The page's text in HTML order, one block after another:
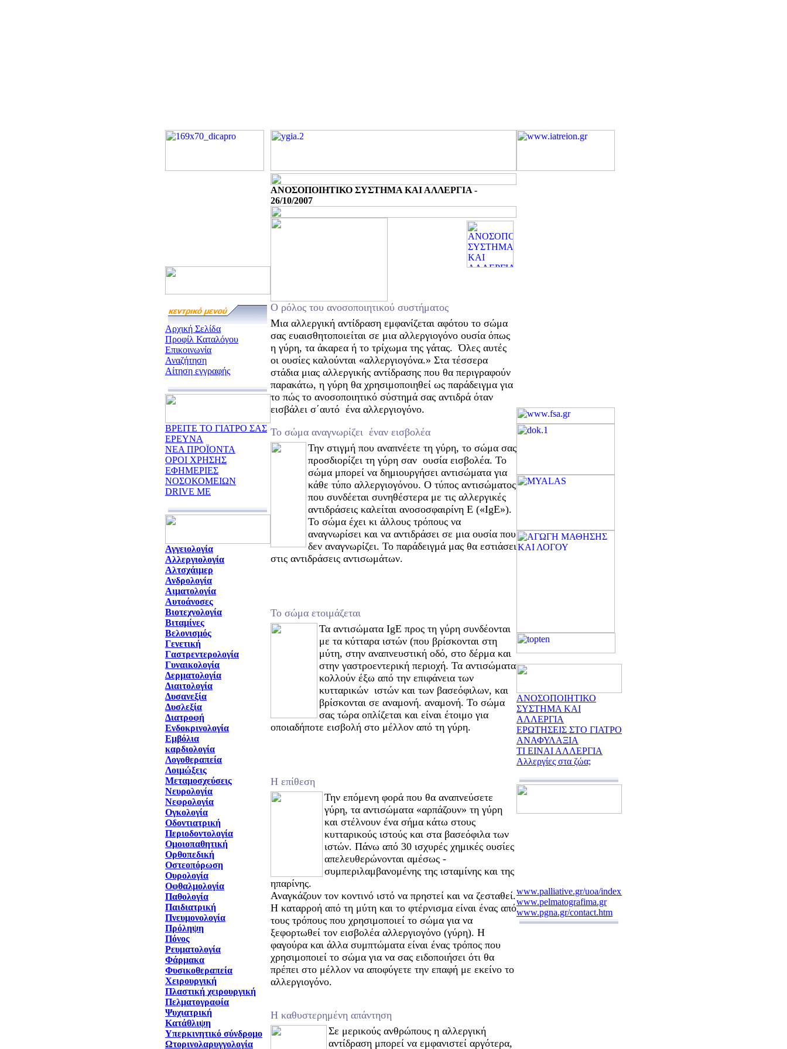
Αρχική Σελίδα
Προφίλ Καταλόγου
Επικοινωνία
Αναζήτηση
Αίτηση εγγραφής
ΒΡΕΙΤΕ ΤΟ ΓΙΑΤΡΟ ΣΑΣ
ΕΡΕΥΝΑ
ΝΕΑ ΠΡΟΪΟΝΤΑ
ΟΡΟΙ ΧΡΗΣΗΣ
ΕΦΗΜΕΡΙΕΣ
ΝΟΣΟΚΟΜΕΙΩΝ
DRIVE ME
Αγγειολογία
Αλλεργιολογία
Αλτσχάιμερ
Ανδρολογία
Αιματολογία
Αυτοάνοσες
Βιοτεχνολογία
Βιταμίνες
Βελονισμός
Γενετική
Γαστρεντερολογία
Γυναικολογία
Δερματολογία
Διαιτολογία
Δυσανεξία
Δυσλεξία
Διατροφή
Ενδοκρινολογία
Εμβόλια
καρδιολογία
Λογοθεραπεία
Λοιμώξεις
Μεταμοσχεύσεις
Νευρολογία
Νεφρολογία
Ογκολογία
Οδοντιατρική
Περιοδοντολογία
Ομοιοπαθητική
Ορθοπεδική
Οστεοπόρωση
Ουρολογία
Οφθαλμολογία
Παθολογία
Παιδιατρική
Πνευμονολογία
Πρόληψη
Πόνος
Ρευματολογία
Φάρμακα
Φυσικοθεραπεία
Χειρουργική
Πλαστική χειρουργική
Πελματογραφία
Ψυχιατρική
Κατάθλιψη
Υπερκινητικό σύνδρομο
Ωτορινολαρυγγολογία
ΑΝΟΣΟΠΟΙΗΤΙΚΟ ΣΥΣΤΗΜΑ ΚΑΙ ΑΛΛΕΡΓΙΑ -
26/10/2007
Ο ρόλος του ανοσοποιητικού συστήματος
Μια αλλεργική αντίδραση εμφανίζεται αφότου το σώμα
σας ευαισθητοποιείται σε μια αλλεργιογόνο ουσία όπως
η γύρη, τα άκαρεα ή το τρίχωμα της γάτας. Όλες αυτές
οι ουσίες καλούνται «αλλεργιογόνα.» Στα τέσσερα
στάδια μιας αλλεργικής αντίδρασης που θα περιγραφούν
παρακάτω, η γύρη θα χρησιμοποιηθεί ως παράδειγμα για
το πώς το ανοσοποιητικό σύστημά σας αντιδρά όταν
εισβάλει σ΄αυτό ένα αλλεργιογόνο.
Το σώμα αναγνωρίζει έναν εισβολέα
Την στιγμή που αναπνέετε τη γύρη, το σώμα σας
προσδιορίζει τη γύρη σαν ουσία εισβολέα. Το
σώμα μπορεί να δημιουργήσει αντισώματα για
κάθε τύπο αλλεργιογόνου. Ο τύπος αντισώματος
που συνδέεται συνηθέστερα με τις αλλεργικές
αντιδράσεις καλείται ανοσοσφαιρίνη Ε («IgE»).
Το σώμα έχει κι άλλους τρόπους να
αναγνωρίσει και να αντιδράσει σε μια ουσία που
δεν αναγνωρίζει. Το παράδειγμά μας θα εστιάσει
στις αντιδράσεις αντισωμάτων.
Το σώμα ετοιμάζεται
Τα αντισώματα IgE προς τη γύρη συνδέονται
με τα κύτταρα ιστών (που βρίσκονται στη
μύτη, στην αναπνευστική οδό, στο δέρμα και
στην γαστροεντερική περιοχή. Τα αντισώματα
κολλούν έξω από την επιφάνεια των
κυτταρικών ιστών και των βασεόφιλων, και
βρίσκονται σε αναμονή. αναμονή. Το σώμα
σας τώρα οπλίζεται και είναι έτοιμο για
οποιαδήποτε εισβολή στο μέλλον από τη γύρη.
Η επίθεση
Την επόμενη φορά που θα αναπνεύσετε
γύρη, τα αντισώματα «αρπάζουν» τη γύρη
και στέλνουν ένα σήμα κάτω στους
κυτταρικούς ιστούς και στα βασεόφιλα των
ιστών. Πάνω από 30 ισχυρές χημικές ουσίες
απελευθερώνονται αμέσως -
συμπεριλαμβανομένης της ισταμίνης και της
ηπαρίνης.
Αναγκάζουν τον κοντινό ιστό να πρηστεί και να ζεσταθεί.
Η καταρροή από τη μύτη και το φτέρνισμα είναι ένας από
τους τρόπους που χρησιμοποιεί το σώμα για να
ξεφορτωθεί τον εισβολέα αλλεργιογόνο (γύρη). Η
φαγούρα και άλλα συμπτώματα είναι ένας τρόπος που
χρησιμοποιεί το σώμα για να σας ειδοποιήσει ότι θα
πρέπει στο μέλλον να αποφύγετε την επαφή με εκείνο το
αλλεργιογόνο.
Η καθυστερημένη απάντηση
Σε μερικούς ανθρώπους η αλλεργική
αντίδραση μπορεί να εμφανιστεί αργότερα,
ΑΝΟΣΟΠΟΙΗΤΙΚΟ
ΣΥΣΤΗΜΑ ΚΑΙ
ΑΛΛΕΡΓΙΑ
ΕΡΩΤΗΣΕΙΣ ΣΤΟ ΓΙΑΤΡΟ
ΑΝΑΦΥΛΑΞΙΑ
ΤΙ ΕΙΝΑΙ ΑΛΛΕΡΓΙΑ
Αλλεργίες στα ζώα;
www.palliative.gr/uoa/index.html
www.pelmatografima.gr
www.pgna.gr/contact.htm
www.evaggelismos-hosp.gr/